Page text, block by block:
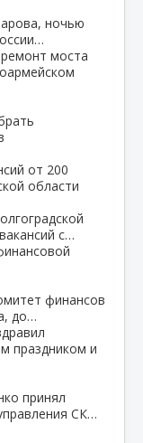
ночью
моста
от 200
области
с…
финансов
до…
праздником и
принял
СК…